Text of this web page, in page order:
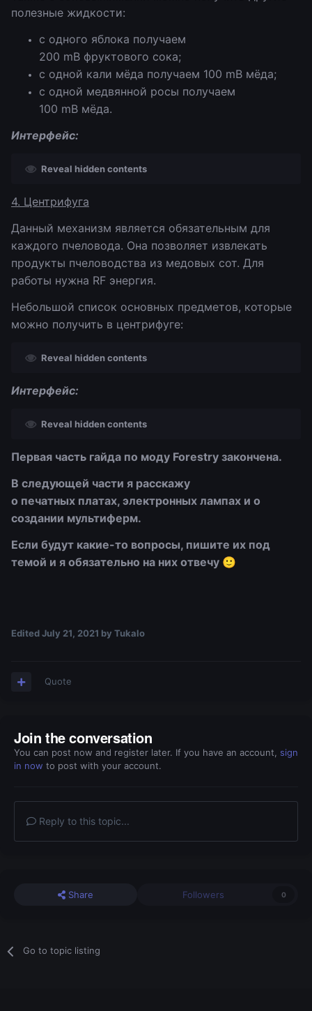
полезные жидкости:
с одного яблока получаем
200 mB фруктового сока;
с одной кали мёда получаем 100 mB мёда;
с одной медвянной росы получаем
100 mB мёда.
Интерфейс:
Reveal hidden contents
4. Центрифуга
Данный механизм является обязательным для
каждого пчеловода. Она позволяет извлекать
продукты пчеловодства из медовых сот. Для
работы нужна RF энергия.
Небольшой список основных предметов, которые
можно получить в центрифуге:
Reveal hidden contents
Интерфейс:
Reveal hidden contents
Первая часть гайда по моду Forestry закончена.
В следующей части я расскажу
о печатных платах, электронных лампах и о
создании мультиферм.
Если будут какие-то вопросы, пишите их под
темой и я обязательно на них отвечу 🙂
EditedJuly 21, 2021 by Tukalo
Quote
Join the conversation
You can post now and register later. If you have an account, sign
in now to post with your account.
Reply to this topic...
Share Followers 0
Go to topic listing